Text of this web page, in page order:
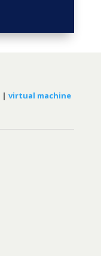
| virtual machine